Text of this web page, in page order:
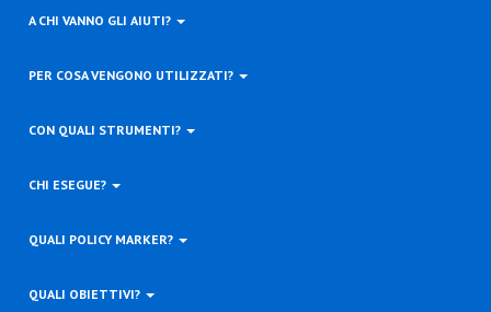
A CHI VANNO GLI AIUTI?
PER COSA VENGONO UTILIZZATI?
CON QUALI STRUMENTI?
CHI ESEGUE?
QUALI POLICY MARKER?
QUALI OBIETTIVI?